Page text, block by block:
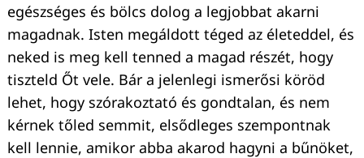
egészséges és bölcs dolog a legjobbat akarni
magadnak. Isten megáldott téged az életeddel, és
neked is meg kell tenned a magad részét, hogy
tiszteld Őt vele. Bár a jelenlegi ismerősi köröd
lehet, hogy szórakoztató és gondtalan, és nem
kérnek tőled semmit, elsődleges szempontnak
kell lennie, amikor abba akarod hagyni a bűnöket,